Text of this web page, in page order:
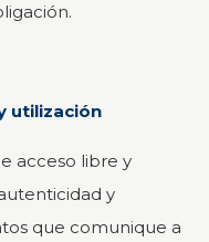
utilización
acceso libre y
y
que comunique a